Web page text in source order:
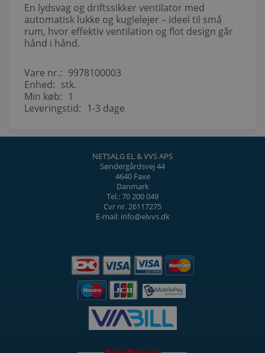
En lydsvag og driftssikker ventilator med
automatisk lukke og kuglelejer – ideel til små
rum, hvor effektiv ventilation og flot design går
hånd i hånd.
Vare nr.: 9978100003
Enhed: stk.
Min køb: 1
Leveringstid: 1-3 dage
NETSALG EL & VVS APS
Søndergårdsvej 44
4640 Faxe
Danmark
Tel.: 70 200 049
Cvr nr. 26117275
E-mail: info@elvvs.dk